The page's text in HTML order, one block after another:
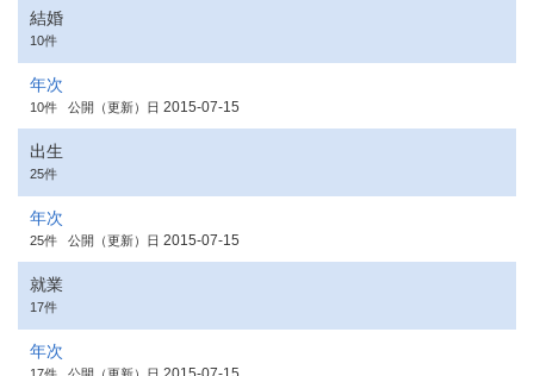
結婚
10件
年次
10件 公開（更新）日 2015-07-15
出生
25件
年次
25件 公開（更新）日 2015-07-15
就業
17件
年次